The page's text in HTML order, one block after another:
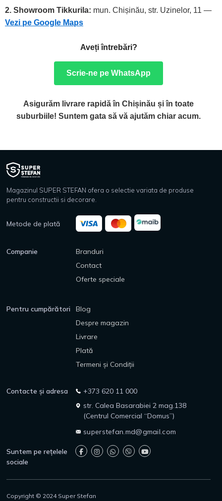
2. Showroom Tikkurila: mun. Chișinău, str. Uzinelor, 11 —
Vezi pe Google Maps
Aveți întrebări?
Scrie-ne pe WhatsApp
Asigurăm livrare rapidă în Chișinău și în toate
suburbiile! Suntem gata să vă ajutăm chiar acum.
Magazinul SUPER STEFAN ofera o selectie variata de produse
pentru constructii si decorare.
Metode de plată
Companie
Branduri
Contact
Oferte speciale
Pentru cumpărători
Blog
Despre magazin
Livrare
Plată
Termeni și Condiții
Contacte și adresa
+373 620 11 000
str. Calea Basarabiei 2 mag.138
(Centrul Comercial “Domus”)
superstefan.md@gmail.com
Suntem pe rețelele
sociale
Copyright © 2024 Super Stefan